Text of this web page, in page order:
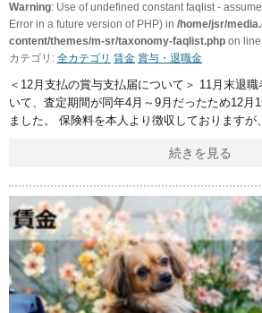
Warning: Use of undefined constant faqlist -
Error in a future version of PHP) in /home/jsr/
content/themes/m-sr/taxonomy-faqlist.php on line
カテゴリ: 全カテゴリ 賃金 賞与・退職金
＜12月支払の賞与支払届について＞ 11月末退
いて、査定期間が同年4月～9月だったため12月
ました。 保険料を本人より徴収しておりますが
続きを見る